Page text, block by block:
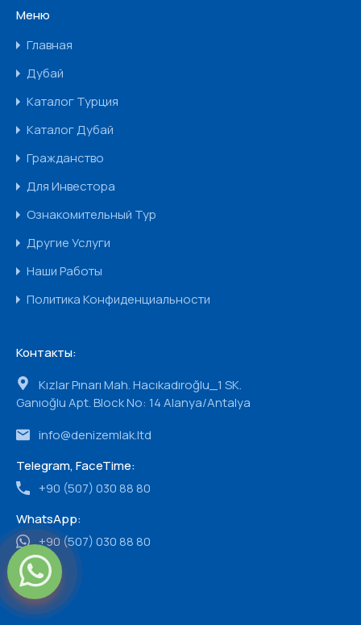
Меню
Главная
Дубай
Каталог Турция
Каталог Дубай
Гражданство
Для Инвестора
Ознакомительный Тур
Другие Услуги
Наши Работы
Политика Конфиденциальности
Контакты:
Kızlar Pınarı Mah. Hacıkadıroğlu_1 SK.
Ganıoğlu Apt. Block No: 14 Alanya/Antalya
info@denizemlak.ltd
Telegram, FaceTime:
+90 (507) 030 88 80
WhatsApp:
+90 (507) 030 88 80